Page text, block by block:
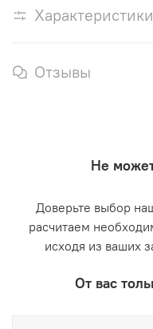
Характеристики
Отзывы
Не
Доверьте выбор
расчитаем
исходя из ваших
От вас